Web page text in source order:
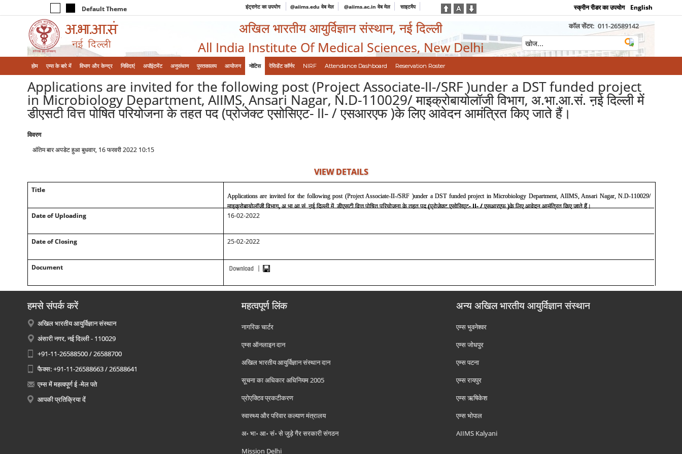
Default Theme इंट्रानेट का उपयोग @aiims.edu वेब मेल @aiims.ac.in वेब मेल साइटमैप स्क्रीन रीडर का उपयोग English
अखिल भारतीय आयुर्विज्ञान संस्थान, नई दिल्ली
All India Institute Of Medical Sciences, New Delhi
कॉल सेंटर: 011-26589142
होम एम्‍स के बारे में विभाग और केन्‍द्र निविदाएं अपॉइंटमेंट अनुसंधान पुस्तकालय आयोजन नोटिस रेसिडेंट कॉर्नर NIRF Attendance Dashboard Reservation Roster
Applications are invited for the following post (Project Associate-II-/SRF )under a DST funded project
in Microbiology Department, AIIMS, Ansari Nagar, N.D-110029/ माइक्रोबायोलॉजी विभाग, अ.भा.आ.सं. ऩई दिल्ली में
डीएसटी वित्त पोषित परियोजना के तहत पद (प्रोजेक्ट एसोसिएट- II- / एसआरएफ )के लिए आवेदन आमंत्रित किए जाते हैं।
विवरण
अंतिम बार अपडेट हुआ बुधवार, 16 फरवरी 2022 10:15
VIEW DETAILS
Title
Applications are invited for the following post (Project Associate-II-/SRF )under a DST funded project in Microbiology Department, AIIMS, Ansari Nagar, N.D-110029/
माइक्रोबायोलॉजी विभाग,अ.भा.आ.सं. ऩई दिल्ली में डीएसटी वित्त पोषित परियोजना के तहत पद (प्रोजेक्ट एसोसिएट- II- /एसआरएफ)के लिए आवेदन आमंत्रित किए जाते हैं।
Date of Uploading 16-02-2022
Date of Closing 25-02-2022
Document
हमसे संपर्क करें
अखिल भारतीय आयुर्विज्ञान संस्थान
अंसारी नगर, नई दिल्ली - 110029
+91-11-26588500 / 26588700
फैक्स: +91-11-26588663 / 26588641
एम्स में महत्वपूर्ण ई -मेल पते
आपकी प्रतिक्रिया दें
महत्वपूर्ण लिंक
नागरिक चार्टर
एम्स ऑनलाइन दान
अखिल भारतीय आयुर्विज्ञान संस्थान दान
सूचना का अधिकार अधिनियम 2005
प्रोएक्टिव प्रकटीकरण
स्वास्थ्य और परिवार कल्याण मंत्रालय
अ॰ भा॰ आ॰ सं॰ से जुड़े गैर सरकारी संगठन
Mission Delhi
अन्य अखिल भारतीय आयुर्विज्ञान संस्थान
एम्‍स भुवनेश्वर
एम्‍स जोधपुर
एम्‍स पटना
एम्‍स रायपुर
एम्‍स ऋषिकेश
एम्‍स भोपाल
AIIMS Kalyani